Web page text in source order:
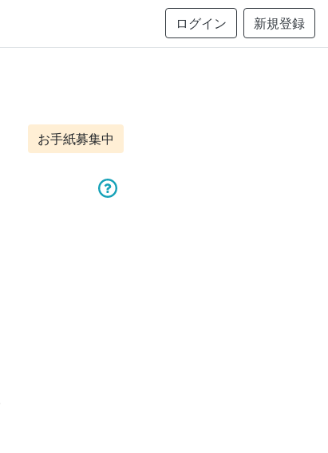
ログイン 新規登録
お手紙募集中